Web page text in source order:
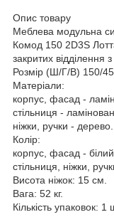
Опис товару
Меблева модульна
Комод 150 2D3S
закритих відділення
Розмір (Ш/Г/В) 150/
Матеріали:
корпус, фасад -
стільниця -
ніжки, ручки - дерево.
Колір:
корпус, фасад -
стільниця, ніжки,
Висота ніжок: 15 см.
Вага: 52 кг.
Кількість упаковок: 1